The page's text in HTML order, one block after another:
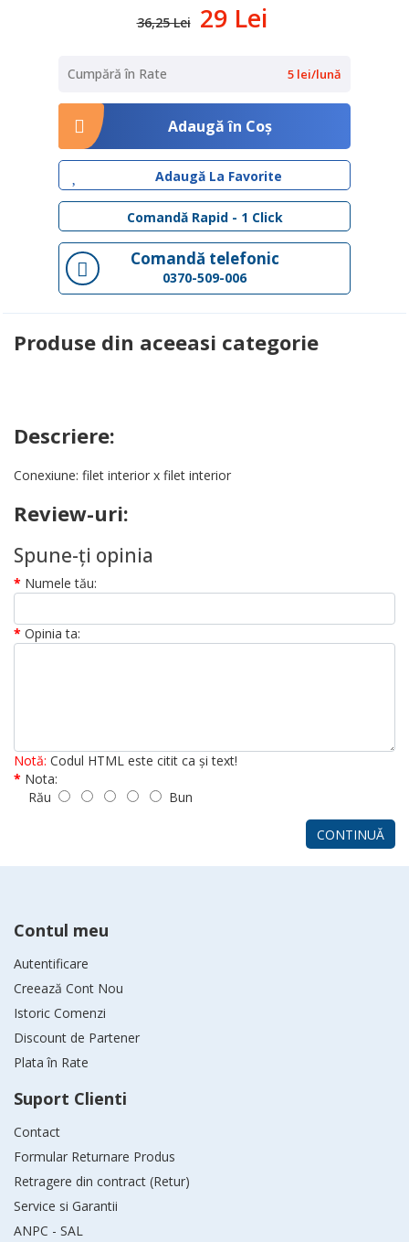
36,25 Lei 29 Lei
Cumpără în Rate 5 lei/lună
Adaugă în Coş
Adaugă La Favorite
Comandă Rapid - 1 Click
Comandă telefonic
0370-509-006
Produse din aceeasi categorie
Descriere:
Conexiune: filet interior x filet interior
Review-uri:
Spune-ţi opinia
Numele tău:
Opinia ta:
Notă: Codul HTML este citit ca şi text!
Nota:
Rău
Bun
CONTINUĂ
Contul meu
Autentificare
Creează Cont Nou
Istoric Comenzi
Discount de Partener
Plata în Rate
Suport Clienti
Contact
Formular Returnare Produs
Retragere din contract (Retur)
Service si Garantii
ANPC - SAL